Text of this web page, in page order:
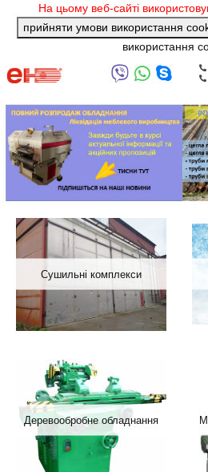
На цьому веб-сайті
прийняти умови використання
використання
Previous
Сушильні комплекси
Деревообробне обладнання